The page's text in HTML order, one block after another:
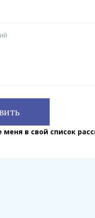
меня в свой список